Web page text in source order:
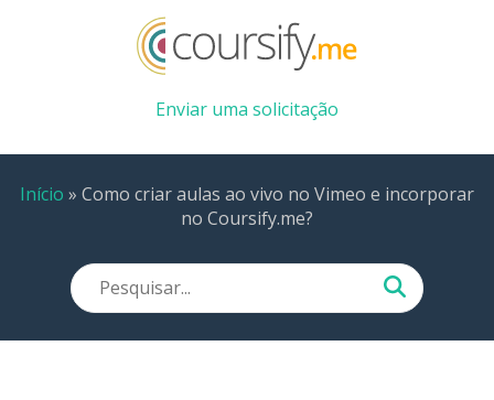
Enviar uma solicitação
Início » Como criar aulas ao vivo no Vimeo e incorporar
no Coursify.me?